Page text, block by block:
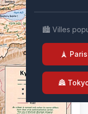
🏙️ Villes
🗼 Paris
🏯